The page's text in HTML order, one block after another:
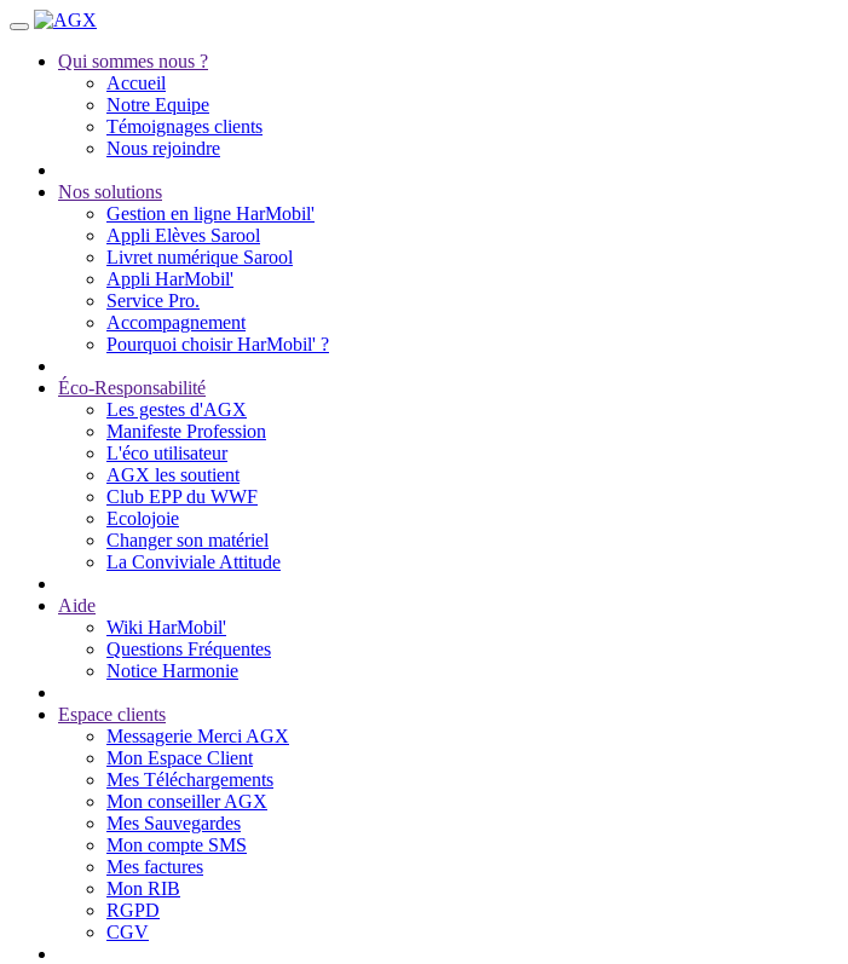
Qui sommes nous ?
Accueil
Notre Equipe
Témoignages clients
Nous rejoindre
Nos solutions
Gestion en ligne HarMobil'
Appli Elèves Sarool
Livret numérique Sarool
Appli HarMobil'
Service Pro.
Accompagnement
Pourquoi choisir HarMobil' ?
Éco-Responsabilité
Les gestes d'AGX
Manifeste Profession
L'éco utilisateur
AGX les soutient
Club EPP du WWF
Ecolojoie
Changer son matériel
La Conviviale Attitude
Aide
Wiki HarMobil'
Questions Fréquentes
Notice Harmonie
Espace clients
Messagerie Merci AGX
Mon Espace Client
Mes Téléchargements
Mon conseiller AGX
Mes Sauvegardes
Mon compte SMS
Mes factures
Mon RIB
RGPD
CGV